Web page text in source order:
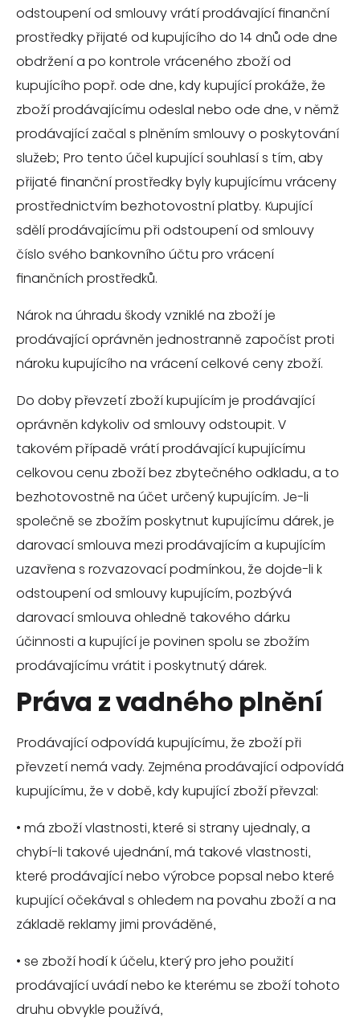
odstoupení od smlouvy vrátí prodávající finanční
prostředky přijaté od kupujícího do 14 dnů ode dne
obdržení a po kontrole vráceného zboží od
kupujícího popř. ode dne, kdy kupující prokáže, že
zboží prodávajícímu odeslal nebo ode dne, v němž
prodávající začal s plněním smlouvy o poskytování
služeb; Pro tento účel kupující souhlasí s tím, aby
přijaté finanční prostředky byly kupujícímu vráceny
prostřednictvím bezhotovostní platby. Kupující
sdělí prodávajícímu při odstoupení od smlouvy
číslo svého bankovního účtu pro vrácení
finančních prostředků.
Nárok na úhradu škody vzniklé na zboží je
prodávající oprávněn jednostranně započíst proti
nároku kupujícího na vrácení celkové ceny zboží.
Do doby převzetí zboží kupujícím je prodávající
oprávněn kdykoliv od smlouvy odstoupit. V
takovém případě vrátí prodávající kupujícímu
celkovou cenu zboží bez zbytečného odkladu, a to
bezhotovostně na účet určený kupujícím. Je-li
společně se zbožím poskytnut kupujícímu dárek, je
darovací smlouva mezi prodávajícím a kupujícím
uzavřena s rozvazovací podmínkou, že dojde-li k
odstoupení od smlouvy kupujícím, pozbývá
darovací smlouva ohledně takového dárku
účinnosti a kupující je povinen spolu se zbožím
prodávajícímu vrátit i poskytnutý dárek.
Práva z vadného plnění
Prodávající odpovídá kupujícímu, že zboží při
převzetí nemá vady. Zejména prodávající odpovídá
kupujícímu, že v době, kdy kupující zboží převzal:
• má zboží vlastnosti, které si strany ujednaly, a
chybí-li takové ujednání, má takové vlastnosti,
které prodávající nebo výrobce popsal nebo které
kupující očekával s ohledem na povahu zboží a na
základě reklamy jimi prováděné,
• se zboží hodí k účelu, který pro jeho použití
prodávající uvádí nebo ke kterému se zboží tohoto
druhu obvykle používá,